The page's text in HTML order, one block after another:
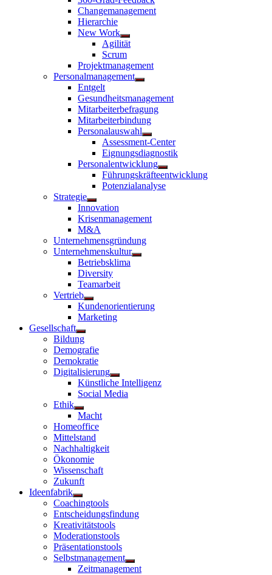
Changemanagement
Hierarchie
New Work
Untermenü
anzeigen
Agilität
Scrum
Projektmanagement
Personalmanagement
Untermenü
Entgelt
Gesundheitsmanagement
Mitarbeiterbefragung
Mitarbeiterbindung
Personalauswahl
Untermenü
anzeigen
Assessment-Center
Eignungsdiagnostik
Personalentwicklung
Untermenü
anzeigen
Führungskräfteentwicklung
Potenzialanalyse
Strategie
Untermenü
anzeigen
Innovation
Krisenmanagement
M&A
Unternehmensgründung
Unternehmenskultur
Untermenü
Betriebsklima
Diversity
Teamarbeit
Vertrieb
Untermenü
anzeigen
Kundenorientierung
Marketing
Gesellschaft
Untermenü
anzeigen
Bildung
Demografie
Demokratie
Digitalisierung
Untermenü
anzeigen
Künstliche Intelligenz
Social Media
Ethik
Untermenü
anzeigen
Macht
Homeoffice
Mittelstand
Nachhaltigkeit
Ökonomie
Wissenschaft
Zukunft
Ideenfabrik
Untermenü
anzeigen
Coachingtools
Entscheidungsfindung
Kreativitätstools
Moderationstools
Präsentationstools
Selbstmanagement
Untermenü
Zeitmanagement